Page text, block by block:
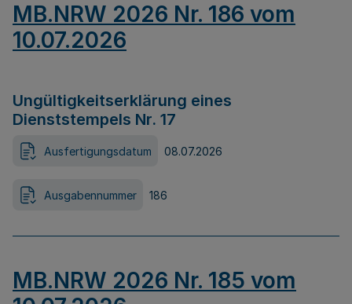
MB.NRW 2026 Nr. 186 vom
10.07.2026
Ungültigkeitserklärung eines
Dienststempels Nr. 17
Ausfertigungsdatum 08.07.2026
Ausgabennummer 186
MB.NRW 2026 Nr. 185 vom